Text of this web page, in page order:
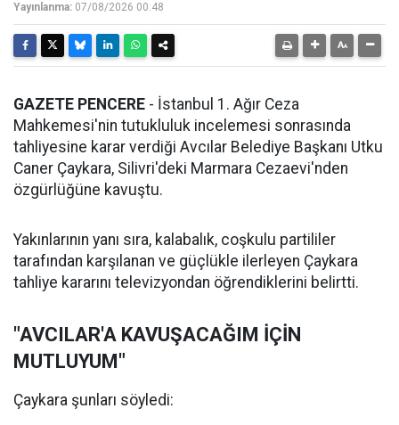
Yayınlanma: 07/08/2026 00:48
GAZETE PENCERE - İstanbul 1. Ağır Ceza
Mahkemesi'nin tutukluluk incelemesi sonrasında
tahliyesine karar verdiği Avcılar Belediye Başkanı Utku
Caner Çaykara, Silivri'deki Marmara Cezaevi'nden
özgürlüğüne kavuştu.
Yakınlarının yanı sıra, kalabalık, coşkulu partililer
tarafından karşılanan ve güçlükle ilerleyen Çaykara
tahliye kararını televizyondan öğrendiklerini belirtti.
"AVCILAR'A KAVUŞACAĞIM İÇİN
MUTLUYUM"
Çaykara şunları söyledi: